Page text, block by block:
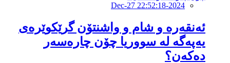
2024-Dec-27 22:52:18
ئەنقەرە و شام و واشنتۆن گرێکوێرەی
یەپەگە لە سووریا چۆن چارەسەر
دەکەن؟